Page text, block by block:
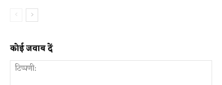
कोई जवाब दें